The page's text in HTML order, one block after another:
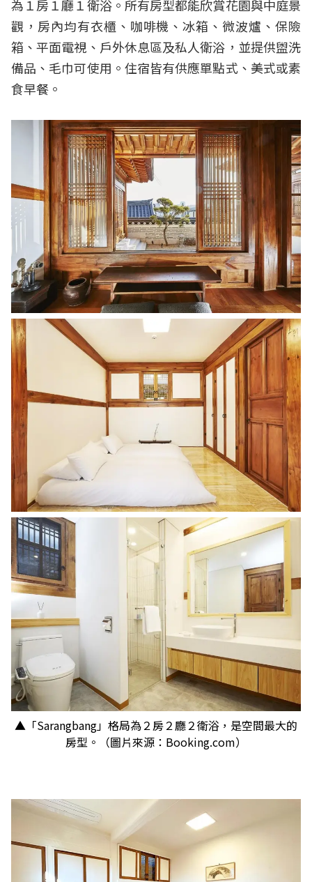
為１房１廳１衛浴。所有房型都能欣賞花園與中庭景
觀，房內均有衣櫃、咖啡機、冰箱、微波爐、保險
箱、平面電視、戶外休息區及私人衛浴，並提供盥洗
備品、毛巾可使用。住宿皆有供應單點式、美式或素
食早餐。
▲「Sarangbang」格局為２房２廳２衛浴，是空間最大的
房型。（圖片來源：Booking.com）